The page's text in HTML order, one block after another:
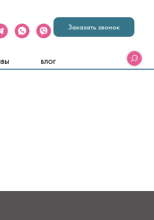
Заказать звонок
БЛОГ